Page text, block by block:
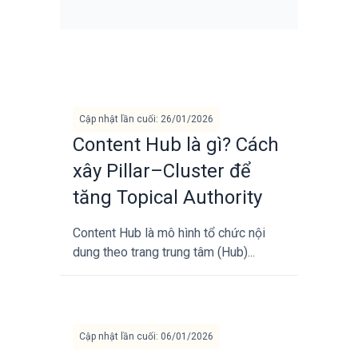
Cập nhật lần cuối: 26/01/2026
Content Hub là gì? Cách
xây Pillar–Cluster để
tăng Topical Authority
Content Hub là mô hình tổ chức nội
dung theo trang trung tâm (Hub)...
Cập nhật lần cuối: 06/01/2026